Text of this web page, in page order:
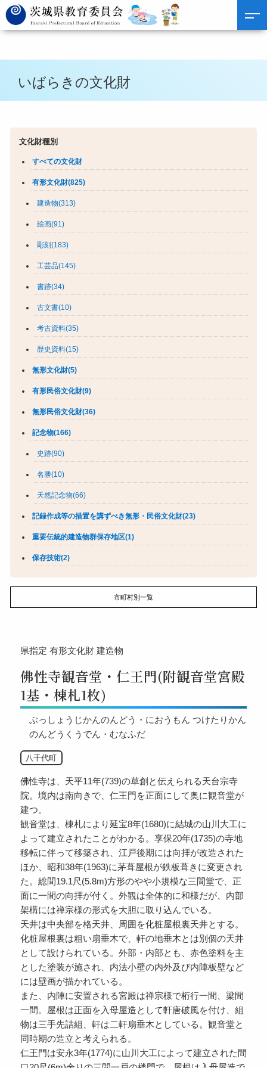
いばらきの文化財
文化財種別
すべての文化財
有形文化財(825)
建造物(313)
絵画(91)
彫刻(183)
工芸品(145)
書跡(34)
古文書(10)
考古資料(35)
歴史資料(15)
無形文化財(5)
有形民俗文化財(9)
無形民俗文化財(36)
記念物(166)
史跡(90)
名勝(10)
天然記念物(66)
記録作成等の措置を講ずべき無形・民俗文化財(23)
重要伝統的建造物群保存地区(1)
保存技術(2)
市町村別一覧
県指定 有形文化財 建造物
佛性寺観音堂・仁王門(附観音堂宮殿
1基・棟札1枚)
ぶっしょうじかんのんどう・におうもん つけたりかん
のんどうくうでん・むなふだ
八千代町
佛性寺は、天平11年(739)の草創と伝えられる天台宗寺
院。境内は南向きで、仁王門を正面にして奥に観音堂が
建つ。
観音堂は、棟札により延宝8年(1680)に結城の山川大工に
よって建立されたことがわかる。享保20年(1735)の寺地
移転に伴って移築され、江戸後期には向拝が改造された
ほか、昭和38年(1963)に茅葺屋根が鉄板葺きに変更され
た。総間19.1尺(5.8m)方形のやや小規模な三間堂で、正
面に一間の向拝が付く。外観は全体的に和様だが、内部
架構には禅宗様の形式を大胆に取り込んでいる。
天井は中央部を格天井、周囲を化粧屋根裏天井とする。
化粧屋根裏は粗い扇垂木で、軒の地垂木とは別個の天井
として設けられている。外部・内部とも、赤色塗料を主
とした塗装が施され、内法小壁の内外及び内陣板壁など
には壁画が描かれている。
また、内陣に安置される宮殿は禅宗様で桁行一間、梁間
一間。屋根は正面を入母屋造として軒唐破風を付け、組
物は三手先詰組、軒は二軒扇垂木としている。観音堂と
同時期の造立と考えられる。
仁王門は安永3年(1774)に山川大工によって建立された間